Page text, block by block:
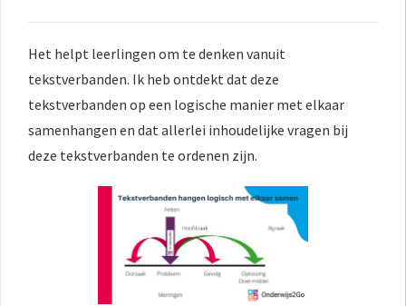
Het helpt leerlingen om te denken vanuit
tekstverbanden. Ik heb ontdekt dat deze
tekstverbanden op een logische manier met elkaar
samenhangen en dat allerlei inhoudelijke vragen bij
deze tekstverbanden te ordenen zijn.